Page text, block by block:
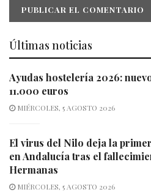
Últimas noticias
Ayudas hostelería 2026:
11.000 euros
MIÉRCOLES, 5 AGOSTO 2026
El virus del Nilo deja la
en Andalucía tras el
Hermanas
MIÉRCOLES, 5 AGOSTO 2026